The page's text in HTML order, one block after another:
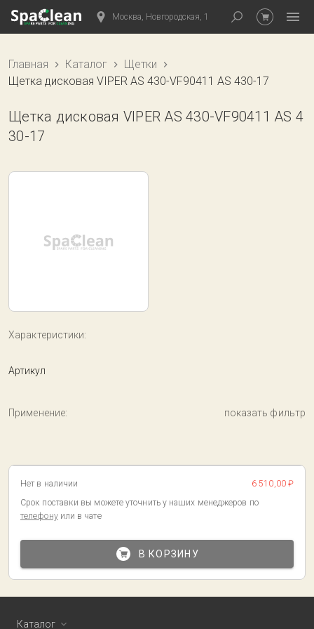
Москва, Новгородская, 1
Главная Каталог
Щетки
Щетка дисковая VIPER AS 430-VF90411 AS 430-17
Щетка дисковая VIPER AS 430-VF90411 AS 4
30-17
Характеристики:
Артикул
Применение: показать фильтр
Нет в наличии
6 510,00 ₽
Срок поставки вы можете уточнить у наших менеджеров по
телефону или в чате
В КОРЗИНУ
Каталог